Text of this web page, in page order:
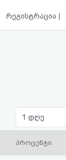
რეგისტრაცია |
1 დღე
პროცენტი